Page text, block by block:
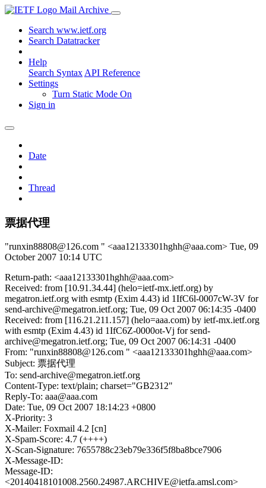
Mail Archive
Search www.ietf.org
Search Datatracker
Help
Search Syntax API Reference
Settings
Turn Static Mode On
Sign in
Date
Thread
票据代理
"runxin88808@126.com " <aaa12133301hghh@aaa.com> Tue, 09
October 2007 10:14 UTC
Return-path: <aaa12133301hghh@aaa.com>
Received: from [10.91.34.44] (helo=ietf-mx.ietf.org) by
megatron.ietf.org with esmtp (Exim 4.43) id 1IfC6l-0007cW-3V for
send-archive@megatron.ietf.org; Tue, 09 Oct 2007 06:14:35 -0400
Received: from [116.21.211.157] (helo=aaa.com) by ietf-mx.ietf.org
with esmtp (Exim 4.43) id 1IfC6Z-0000ot-Vj for send-
archive@megatron.ietf.org; Tue, 09 Oct 2007 06:14:31 -0400
From: "runxin88808@126.com " <aaa12133301hghh@aaa.com>
Subject: 票据代理
To: send-archive@megatron.ietf.org
Content-Type: text/plain; charset="GB2312"
Reply-To: aaa@aaa.com
Date: Tue, 09 Oct 2007 18:14:23 +0800
X-Priority: 3
X-Mailer: Foxmail 4.2 [cn]
X-Spam-Score: 4.7 (++++)
X-Scan-Signature: 7655788c23eb79e336f5f8ba8bce7906
X-Message-ID:
Message-ID:
<20140418101008.2560.24987.ARCHIVE@ietfa.amsl.com>